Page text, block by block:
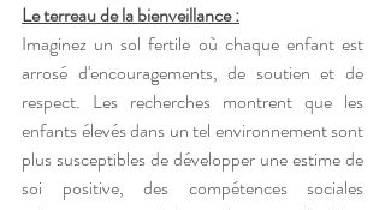
Le terreau de la bienveillance :
Imaginez un sol fertile où chaque enfant est
arrosé d'encouragements, de soutien et de
respect. Les recherches montrent que les
enfants élevés dans un tel environnement sont
plus susceptibles de développer une estime de
soi positive, des compétences sociales